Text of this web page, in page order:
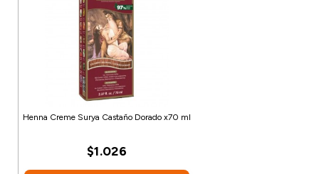
Henna Creme Surya Castaño Dorado x70 ml
$1.026